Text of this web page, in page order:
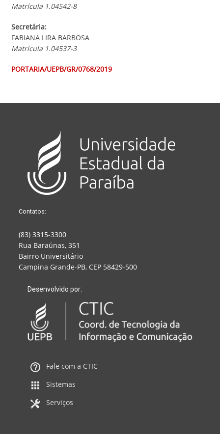
Matrícula 1.04542-8
Secretária:
FABIANA LIRA BARBOSA
Matrícula 1.04537-3
PORTARIA/UEPB/GR/0768/2019
Contatos:
(83) 3315-3300
Rua Baraúnas, 351
Bairro Universitário
Campina Grande-PB, CEP 58429-500
Desenvolvido por:
Fale com a CTIC
Sistemas
Serviços